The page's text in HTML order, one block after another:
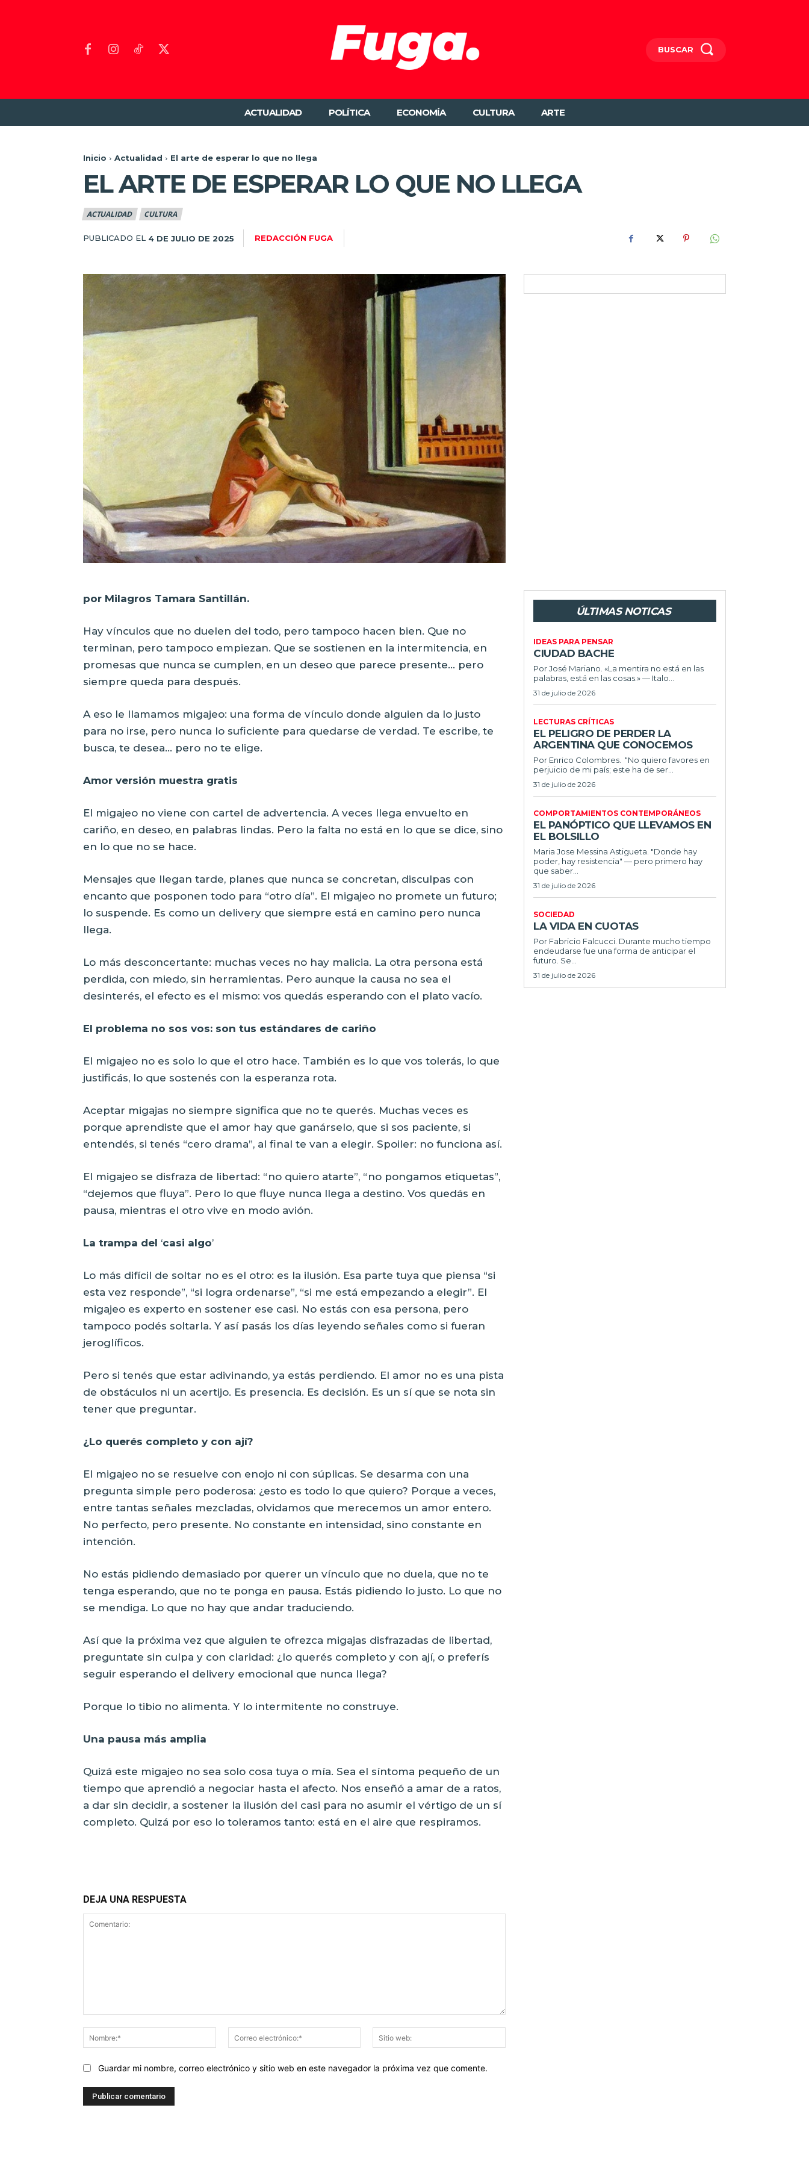
BUSCAR
ACTUALIDAD POLÍTICA ECONOMÍA CULTURA ARTE
Inicio Actualidad El arte de esperar lo que no llega
EL ARTE DE ESPERAR LO QUE NO LLEGA
ACTUALIDAD CULTURA
PUBLICADO EL 4 DE JULIO DE 2025 REDACCIÓN FUGA
por Milagros Tamara Santillán.
Hay vínculos que no duelen del todo, pero tampoco hacen bien. Que no
terminan, pero tampoco empiezan. Que se sostienen en la intermitencia, en
promesas que nunca se cumplen, en un deseo que parece presente… pero
siempre queda para después.
A eso le llamamos migajeo: una forma de vínculo donde alguien da lo justo
para no irse, pero nunca lo suficiente para quedarse de verdad. Te escribe, te
busca, te desea… pero no te elige.
Amor versión muestra gratis
El migajeo no viene con cartel de advertencia. A veces llega envuelto en
cariño, en deseo, en palabras lindas. Pero la falta no está en lo que se dice, sino
en lo que no se hace.
Mensajes que llegan tarde, planes que nunca se concretan, disculpas con
encanto que posponen todo para “otro día”. El migajeo no promete un futuro;
lo suspende. Es como un delivery que siempre está en camino pero nunca
llega.
Lo más desconcertante: muchas veces no hay malicia. La otra persona está
perdida, con miedo, sin herramientas. Pero aunque la causa no sea el
desinterés, el efecto es el mismo: vos quedás esperando con el plato vacío.
El problema no sos vos: son tus estándares de cariño
El migajeo no es solo lo que el otro hace. También es lo que vos tolerás, lo que
justificás, lo que sostenés con la esperanza rota.
Aceptar migajas no siempre significa que no te querés. Muchas veces es
porque aprendiste que el amor hay que ganárselo, que si sos paciente, si
entendés, si tenés “cero drama”, al final te van a elegir. Spoiler: no funciona así.
El migajeo se disfraza de libertad: “no quiero atarte”, “no pongamos etiquetas”,
“dejemos que fluya”. Pero lo que fluye nunca llega a destino. Vos quedás en
pausa, mientras el otro vive en modo avión.
La trampa del ‘casi algo’
Lo más difícil de soltar no es el otro: es la ilusión. Esa parte tuya que piensa “si
esta vez responde”, “si logra ordenarse”, “si me está empezando a elegir”. El
migajeo es experto en sostener ese casi. No estás con esa persona, pero
tampoco podés soltarla. Y así pasás los días leyendo señales como si fueran
jeroglíficos.
Pero si tenés que estar adivinando, ya estás perdiendo. El amor no es una pista
de obstáculos ni un acertijo. Es presencia. Es decisión. Es un sí que se nota sin
tener que preguntar.
¿Lo querés completo y con ají?
El migajeo no se resuelve con enojo ni con súplicas. Se desarma con una
pregunta simple pero poderosa: ¿esto es todo lo que quiero? Porque a veces,
entre tantas señales mezcladas, olvidamos que merecemos un amor entero.
No perfecto, pero presente. No constante en intensidad, sino constante en
intención.
No estás pidiendo demasiado por querer un vínculo que no duela, que no te
tenga esperando, que no te ponga en pausa. Estás pidiendo lo justo. Lo que no
se mendiga. Lo que no hay que andar traduciendo.
Así que la próxima vez que alguien te ofrezca migajas disfrazadas de libertad,
preguntate sin culpa y con claridad: ¿lo querés completo y con ají, o preferís
seguir esperando el delivery emocional que nunca llega?
Porque lo tibio no alimenta. Y lo intermitente no construye.
Una pausa más amplia
Quizá este migajeo no sea solo cosa tuya o mía. Sea el síntoma pequeño de un
tiempo que aprendió a negociar hasta el afecto. Nos enseñó a amar de a ratos,
a dar sin decidir, a sostener la ilusión del casi para no asumir el vértigo de un sí
completo. Quizá por eso lo toleramos tanto: está en el aire que respiramos.
DEJA UNA RESPUESTA
Nombre:*
Correo
electrónico:*
web:
Guardar mi nombre, correo electrónico y sitio web en este navegador la próxima vez que comente.
ÚLTIMAS NOTICAS
IDEAS PARA PENSAR
CIUDAD BACHE
Por José Mariano. «La mentira no está en las
palabras, está en las cosas.» — Italo...
31 de julio de 2026
LECTURAS CRÍTICAS
EL PELIGRO DE PERDER LA
ARGENTINA QUE CONOCEMOS
Por Enrico Colombres. “No quiero favores en
perjuicio de mi país; este ha de ser...
31 de julio de 2026
COMPORTAMIENTOS CONTEMPORÁNEOS
EL PANÓPTICO QUE LLEVAMOS EN
EL BOLSILLO
Maria Jose Messina Astigueta. "Donde hay
poder, hay resistencia" — pero primero hay
que saber...
31 de julio de 2026
SOCIEDAD
LA VIDA EN CUOTAS
Por Fabricio Falcucci. Durante mucho tiempo
endeudarse fue una forma de anticipar el
futuro. Se...
31 de julio de 2026